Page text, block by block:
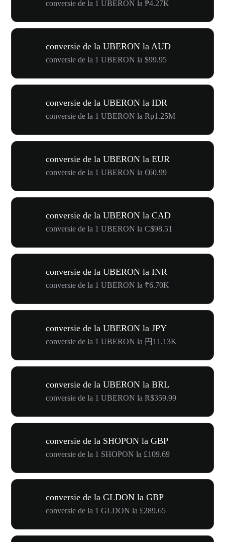
conversie de la 1 UBERON la ₱4.27K
conversie de la UBERON la AUD
conversie de la 1 UBERON la $99.95
conversie de la UBERON la IDR
conversie de la 1 UBERON la Rp1.25M
conversie de la UBERON la EUR
conversie de la 1 UBERON la €60.99
conversie de la UBERON la CAD
conversie de la 1 UBERON la C$98.51
conversie de la UBERON la INR
conversie de la 1 UBERON la ₹6.70K
conversie de la UBERON la JPY
conversie de la 1 UBERON la 円11.13K
conversie de la UBERON la BRL
conversie de la 1 UBERON la R$359.99
conversie de la SHOPON la GBP
conversie de la 1 SHOPON la £109.69
conversie de la GLDON la GBP
conversie de la 1 GLDON la £289.65